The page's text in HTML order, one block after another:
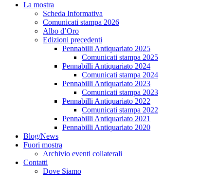
La mostra
Scheda Informativa
Comunicati stampa 2026
Albo d’Oro
Edizioni precedenti
Pennabilli Antiquariato 2025
Comunicati stampa 2025
Pennabilli Antiquariato 2024
Comunicati stampa 2024
Pennabilli Antiquariato 2023
Comunicati stampa 2023
Pennabilli Antiquariato 2022
Comunicati stampa 2022
Pennabilli Antiquariato 2021
Pennabilli Antiquariato 2020
Blog/News
Fuori mostra
Archivio eventi collaterali
Contatti
Dove Siamo